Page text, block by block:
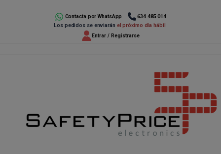
Contacta por WhatsApp
634 485 014
Los pedidos se enviarán el próximo día hábil
Entrar / Registrarse